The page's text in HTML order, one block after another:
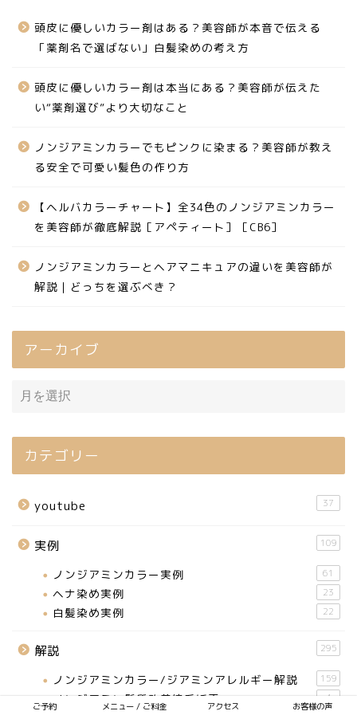
頭皮に優しいカラー剤はある？美容師が本音で伝える
「薬剤名で選ばない」白髪染めの考え方
頭皮に優しいカラー剤は本当にある？美容師が伝えた
い“薬剤選び”より大切なこと
ノンジアミンカラーでもピンクに染まる？美容師が教え
る安全で可愛い髪色の作り方
【ヘルバカラーチャート】全34色のノンジアミンカラー
を美容師が徹底解説［アペティート］［CB6］
ノンジアミンカラーとヘアマニキュアの違いを美容師が
解説｜どっちを選ぶべき？
アーカイブ
カテゴリー
youtube 37
実例 109
ノンジアミンカラー実例 61
ヘナ染め実例 23
白髪染め実例 22
解説 295
ノンジアミンカラー/ジアミンアレルギー解説 159
ノンジアミン髪質改善縮毛矯正 4
ご予約 メニュー / ご料金 アクセス お客様の声